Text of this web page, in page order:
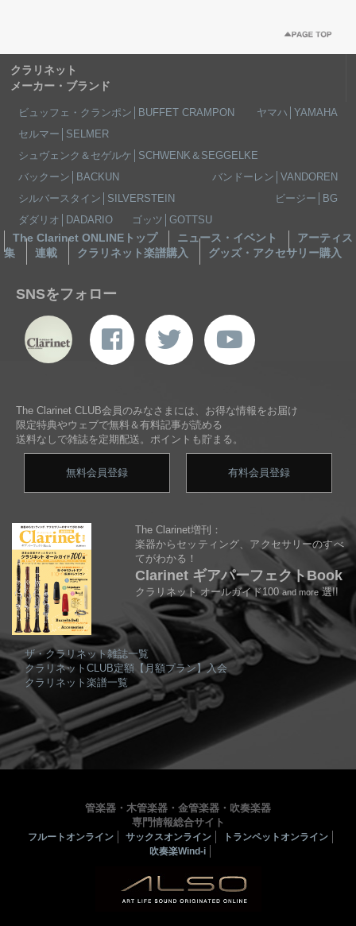
クラリネット
メーカー・ブランド
ビュッフェ・クランポン│BUFFET CRAMPON
ヤマハ│YAMAHA
セルマー│SELMER
シュヴェンク＆セゲルケ│SCHWENK＆SEGGELKE
バックーン│BACKUN
バンドーレン│VANDOREN
シルバースタイン│SILVERSTEIN
ビージー│BG
ダダリオ│DADARIO
ゴッツ│GOTTSU
The Clarinet ONLINEトップ ニュース・イベント
アーティ
集
連載 クラリネット楽譜購入 グッズ・アクセサリー購入
SNSをフォロー
The Clarinet CLUB会員のみなさまには、お得な情報をお届け
限定特典やウェブで無料＆有料記事が読める
送料なしで雑誌を定期配送。ポイントも貯まる。
無料会員登録 有料会員登録
The Clarinet増刊：
楽器からセッティング、アクセサリーのすべ
てがわかる！
Clarinet ギアパーフェクトBook
クラリネット オールガイド100 and more選!!
ザ・クラリネット雑誌一覧
クラリネットCLUB定額【月額プラン】入会
クラリネット楽譜一覧
管楽器・木管楽器・金管楽器・吹奏楽器
専門情報総合サイト
フルートオンライン サックスオンライン
トランペットオンライン
吹奏楽Wind-i